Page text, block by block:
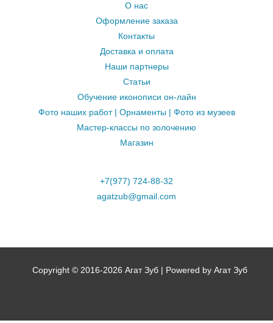
О нас
Оформление заказа
Контакты
Доставка и оплата
Наши партнеры
Статьи
Обучение иконописи он-лайн
Фото наших работ | Орнаменты | Фото из музеев
Мастер-классы по золочению
Магазин
+7(977) 724-88-32
agatzub@gmail.com
Copyright © 2016-2026 Агат Зуб | Powered by Агат Зуб